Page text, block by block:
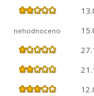
nehodnoceno